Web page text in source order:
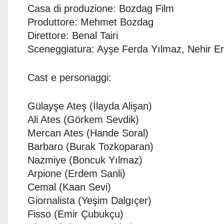
Casa di produzione: Bozdag Film
Produttore: Mehmet Bozdag
Direttore: Benal Tairi
Sceneggiatura: Ayşe Ferda Yılmaz, Nehir
Cast e personaggi:
Gülayşe Ateş (İlayda Alişan)
Ali Ates (Görkem Sevdik)
Mercan Ates (Hande Soral)
Barbaro (Burak Tozkoparan)
Nazmiye (Boncuk Yılmaz)
Arpione (Erdem Sanli)
Cemal (Kaan Sevi)
Giornalista (Yeşim Dalgıçer)
Fisso (Emir Çubukçu)